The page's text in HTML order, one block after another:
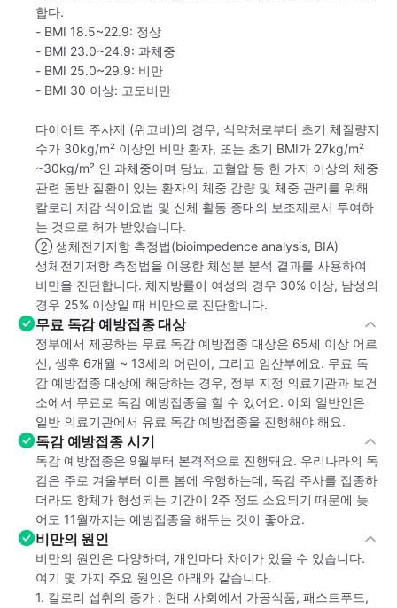
합다.
- BMI 18.5~22.9: 정상
- BMI 23.0~24.9: 과체중
- BMI 25.0~29.9: 비만
- BMI 30 이상: 고도비만
다이어트 주사제 (위고비)의 경우, 식약처로부터 초기 체질량지
수가 30kg/m² 이상인 비만 환자, 또는 초기 BMI가 27kg/m²
~30kg/m² 인 과체중이며 당뇨, 고혈압 등 한 가지 이상의 체중
관련 동반 질환이 있는 환자의 체중 감량 및 체중 관리를 위해
칼로리 저감 식이요법 및 신체 활동 증대의 보조제로서 투여하
는 것으로 허가 받았습니다.
② 생체전기저항 측정법(bioimpedence analysis, BIA)
생체전기저항 측정법을 이용한 체성분 분석 결과를 사용하여
비만을 진단합니다. 체지방률이 여성의 경우 30% 이상, 남성의
경우 25% 이상일 때 비만으로 진단합니다.
무료 독감 예방접종 대상
정부에서 제공하는 무료 독감 예방접종 대상은 65세 이상 어르
신, 생후 6개월 ~ 13세의 어린이, 그리고 임산부에요. 무료 독
감 예방접종 대상에 해당하는 경우, 정부 지정 의료기관과 보건
소에서 무료로 독감 예방접종을 할 수 있어요. 이외 일반인은
일반 의료기관에서 유료 독감 예방접종을 진행해야 해요.
독감 예방접종 시기
독감 예방접종은 9월부터 본격적으로 진행돼요. 우리나라의 독
감은 주로 겨울부터 이른 봄에 유행하는데, 독감 주사를 접종하
더라도 항체가 형성되는 기간이 2주 정도 소요되기 때문에 늦
어도 11월까지는 예방접종을 해두는 것이 좋아요.
비만의 원인
비만의 원인은 다양하며, 개인마다 차이가 있을 수 있습니다.
여기 몇 가지 주요 원인은 아래와 같습니다.
1. 칼로리 섭취의 증가 : 현대 사회에서 가공식품, 패스트푸드,